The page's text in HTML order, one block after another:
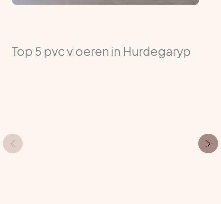
Top 5 pvc vloeren in Hurdegaryp